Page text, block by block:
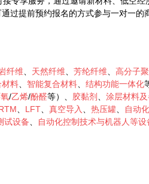
提前预约报名的方式参与一对一
纤维 天然纤维 芳纶纤维 高分子
材料 智能复合材料 结构功能一体化
/乙烯/酚醛等）、 胶黏剂 涂层材料及
LFT 真空导入 热压罐 自动
试设备 自动化控制技术与机器人等设